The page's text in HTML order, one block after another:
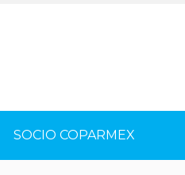
SOCIO COPARMEX